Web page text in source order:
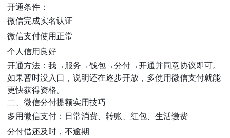
开通条件：
微信完成实名认证
微信支付使用正常
个人信用良好
开通方法：我→服务→钱包→分付→开通并同意协议即可。
如果暂时没入口，说明还在逐步开放，多使用微信支付就能
更快获得资格。
二、微信分付提额实用技巧
多用微信支付：日常消费、转账、红包、生活缴费
分付借还及时，不逾期